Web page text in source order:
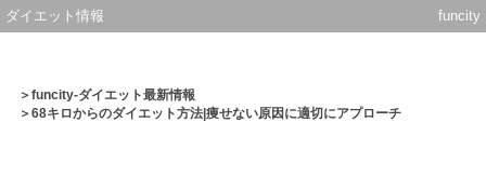
ダイエット情報 funcity
＞funcity-ダイエット最新情報
＞68キロからのダイエット方法|痩せない原因に適切にアプローチ